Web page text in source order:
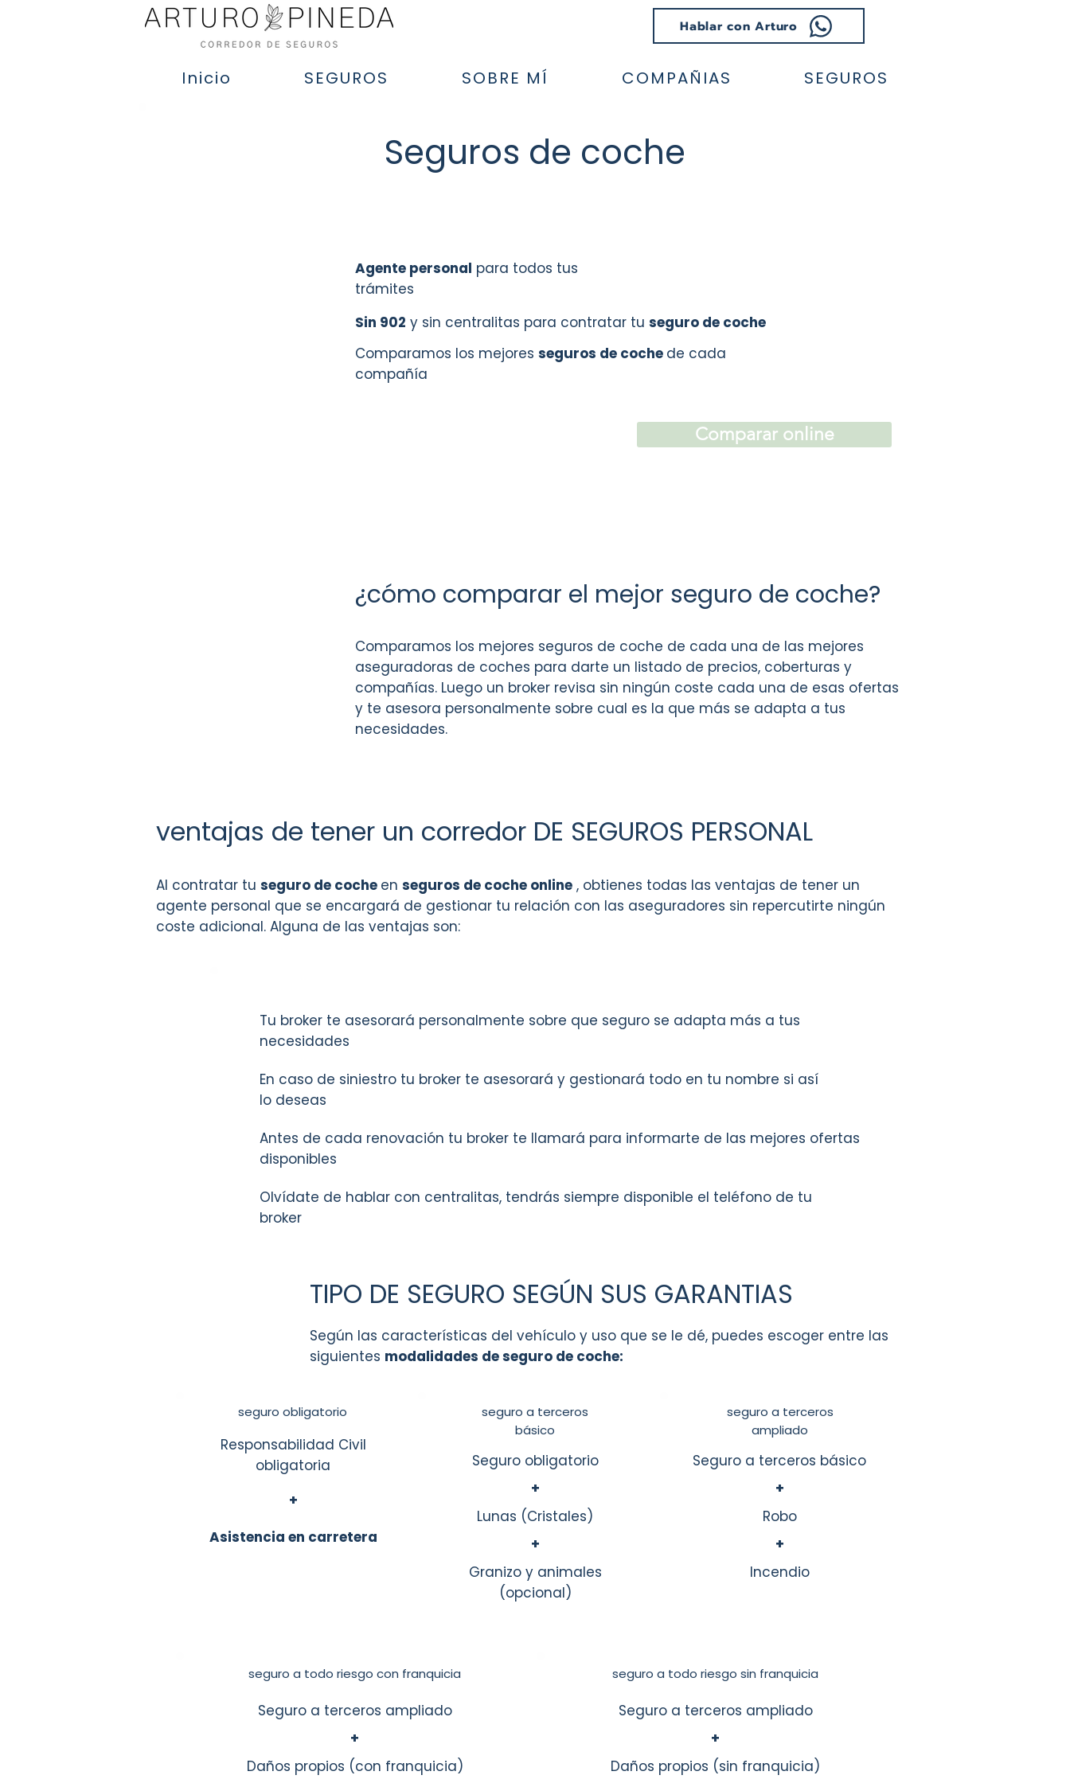
Hablar con Arturo
Inicio SEGUROS SOBRE MÍ COMPAÑIAS SEGUROS
Seguros de coche
Agente personal para todos tus
trámites
Sin 902 y sin centralitas para contratar tu seguro de coche
Comparamos los mejores seguros de coche de cada
compañía
Comparar online
¿cómo comparar el mejor seguro de coche?
Comparamos los mejores seguros de coche de cada una de las mejores
aseguradoras de coches para darte un listado de precios, coberturas y
compañías. Luego un broker revisa sin ningún coste cada una de esas ofertas
y te asesora personalmente sobre cual es la que más se adapta a tus
necesidades.
ventajas de tener un corredor DE SEGUROS PERSONAL
Al contratar tu seguro de coche en seguros de coche online , obtienes todas las ventajas de tener un
agente personal que se encargará de gestionar tu relación con las aseguradores sin repercutirte ningún
coste adicional. Alguna de las ventajas son:
Tu broker te asesorará personalmente sobre que seguro se adapta más a tus
necesidades
En caso de siniestro tu broker te asesorará y gestionará todo en tu nombre si así
lo deseas
Antes de cada renovación tu broker te llamará para informarte de las mejores ofertas
disponibles
Olvídate de hablar con centralitas, tendrás siempre disponible el teléfono de tu
broker
TIPO DE SEGURO SEGÚN SUS GARANTIAS
Según las características del vehículo y uso que se le dé, puedes escoger entre las
siguientes modalidades de seguro de coche:
seguro obligatorio
Responsabilidad Civil
obligatoria
+
Asistencia en carretera
seguro a terceros
básico
Seguro obligatorio
+
Lunas (Cristales)
+
Granizo y animales
(opcional)
seguro a terceros
ampliado
Seguro a terceros básico
+
Robo
+
Incendio
seguro a todo riesgo con franquicia
Seguro a terceros ampliado
+
Daños propios (con franquicia)
seguro a todo riesgo sin franquicia
Seguro a terceros ampliado
+
Daños propios (sin franquicia)